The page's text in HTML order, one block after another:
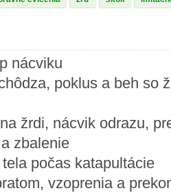
nácviku
poklus a beh so
žrdi, nácvik odrazu,
zbalenie
počas katapultácie
vzoprenia a